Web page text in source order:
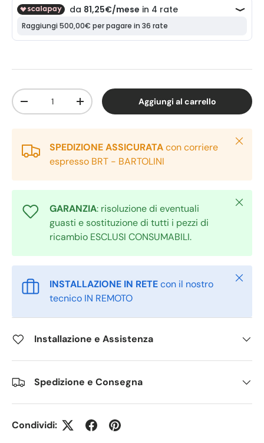
Q.tà
-
+ Aggiungi al carrello
SPEDIZIONE ASSICURATAcon corriere
espresso BRT - BARTOLINI
Chiudi
GARANZIA: risoluzione di eventuali
guasti e sostituzione di tutti i pezzi di
ricambio ESCLUSI CONSUMABILI.
Chiudi
INSTALLAZIONE IN RETEcon il nostro
tecnico IN REMOTO
Chiudi
Installazione e Assistenza
Spedizione e Consegna
Condividi: